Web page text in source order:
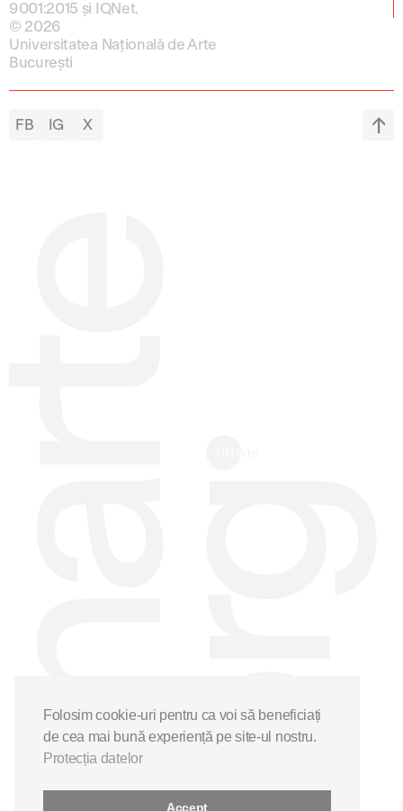
9001:2015 și IQNet.
© 2026
Universitatea Națională de Arte
București
FB IG X
Folosim cookie-uri pentru ca voi să beneficiați
de cea mai bună experiență pe site-ul nostru.
Protecția datelor
Accept